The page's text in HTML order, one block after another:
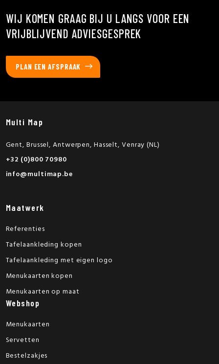
WIJ KOMEN GRAAG BIJ U LANGS VOOR EEN
VRIJBLIJVEND ADVIESGESPREK
PLAN EEN AFSPRAAK
Multi Map
Gent, Brussel, Antwerpen, Hasselt, Venray (NL)
+32 (0)800 70980
info@multimap.be
Maatwerk
Referenties
Tafelaankleding kopen
Tafelaankleding met eigen logo
Menukaarten kopen
Menukaarten op maat
Webshop
Menukaarten
Servetten
Bestelzakjes